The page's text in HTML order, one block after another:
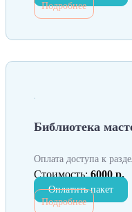
Подробнее
Библиотека
Оплата доступа к
Стоимость: 6000 р.
Оплатить пакет
Подробнее